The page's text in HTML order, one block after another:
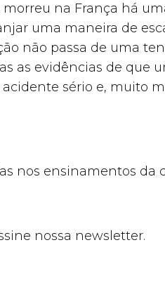
na França há
uma maneira de
não passa de uma
as evidências de que
sério e, muito
nos ensinamentos da
nossa newsletter.